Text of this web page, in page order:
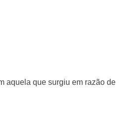
aquela que surgiu em razão de